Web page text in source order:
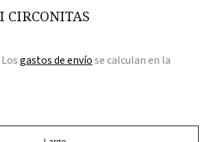
gastos de envíose calculan en la